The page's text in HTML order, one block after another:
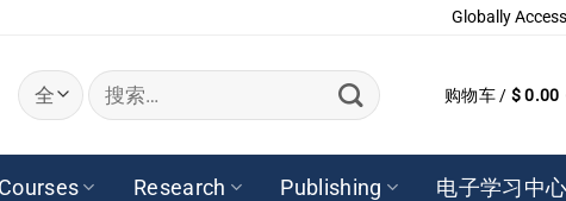
Globally
搜
索：
购物车 / $0.00
Research Publishing 电子学习中心